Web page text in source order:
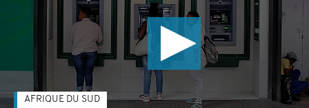
AFRIQUE DU SUD